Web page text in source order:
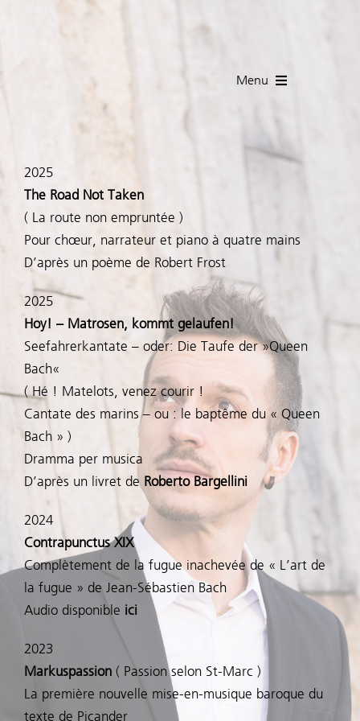
Menu
ACCUEIL
Biographie
Presse
Dates
Compositions
Partitions
Audios
Vidéos
Textes
Photos
Enseignement
2025
The Road Not Taken
( La route non empruntée )
Pour chœur, narrateur et piano à quatre mains
D’après un poème de Robert Frost
2025
Hoy! – Matrosen, kommt gelaufen!
Seefahrerkantate – oder: Die Taufe der »Queen
Bach«
( Hé ! Matelots, venez courir !
Cantate des marins – ou : le baptême du « Queen
Bach » )
Dramma per musica
D’après un livret de Roberto Bargellini
2024
Contrapunctus XIX
Complètement de la fugue inachevée de « L’art de
la fugue » de Jean-Sébastien Bach
Audio disponible ici
2023
Markuspassion( Passion selon St-Marc )
La première nouvelle mise-en-musique baroque du
texte de Picander